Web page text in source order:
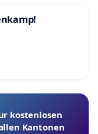
kostenlosen
Kantonen